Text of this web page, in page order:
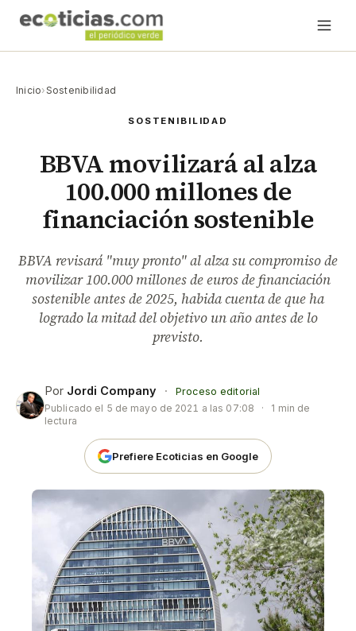
Inicio›Sostenibilidad
SOSTENIBILIDAD
BBVA movilizará al alza
100.000 millones de
financiación sostenible
BBVA revisará "muy pronto" al alza su compromiso de
movilizar 100.000 millones de euros de financiación
sostenible antes de 2025, habida cuenta de que ha
logrado la mitad del objetivo un año antes de lo
previsto.
Por Jordi Company ·
Proceso editorial
Publicado el 5 de mayo de 2021 a las 07:08 ·
1 min de
lectura
Prefiere Ecoticias en Google